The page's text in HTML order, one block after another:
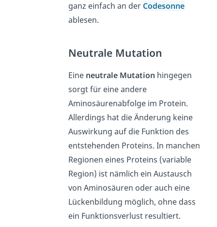
ganz einfach an der Codesonne
ablesen.
Neutrale Mutation
Eine neutrale Mutation hingegen
sorgt für eine andere
Aminosäurenabfolge im Protein.
Allerdings hat die Änderung keine
Auswirkung auf die Funktion des
entstehenden Proteins. In manchen
Regionen eines Proteins (variable
Region) ist nämlich ein Austausch
von Aminosäuren oder auch eine
Lückenbildung möglich, ohne dass
ein Funktionsverlust resultiert.